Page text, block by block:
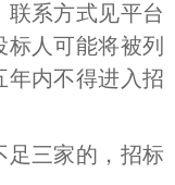
联系方式见平台
人可能将被列
年内不得进入招
足三家的，招标